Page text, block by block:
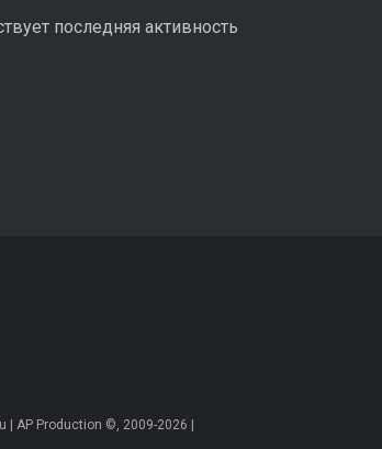
последняя активность
| AP Production ©, 2009-2026 |